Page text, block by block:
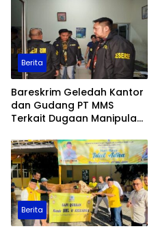
Berita
Bareskrim Geledah Kantor
dan Gudang PT MMS
Terkait Dugaan Manipulasi
Berita